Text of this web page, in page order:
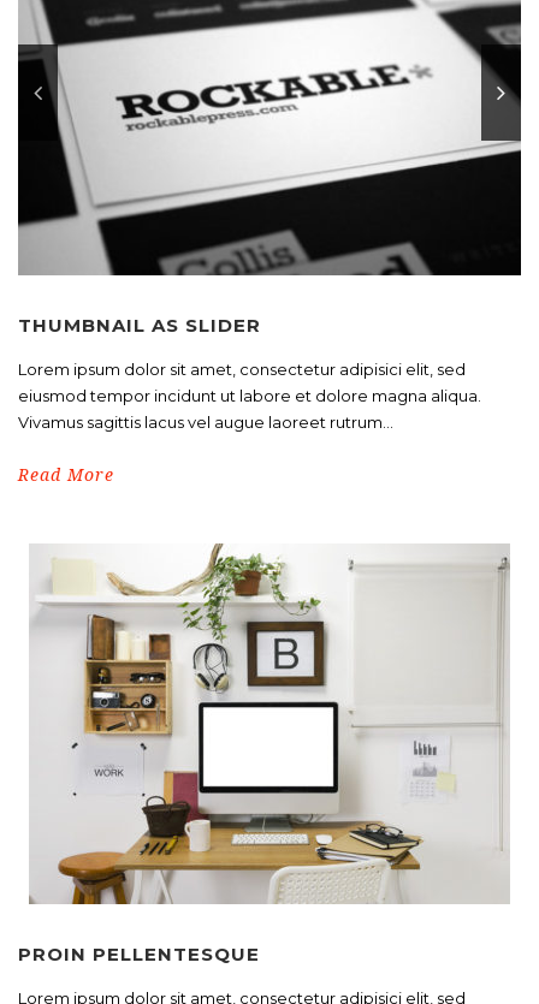
THUMBNAIL AS SLIDER
Lorem ipsum dolor sit amet, consectetur adipisici elit, sed
eiusmod tempor incidunt ut labore et dolore magna aliqua.
Vivamus sagittis lacus vel augue laoreet rutrum...
Read More
PROIN PELLENTESQUE
Lorem ipsum dolor sit amet, consectetur adipisici elit, sed